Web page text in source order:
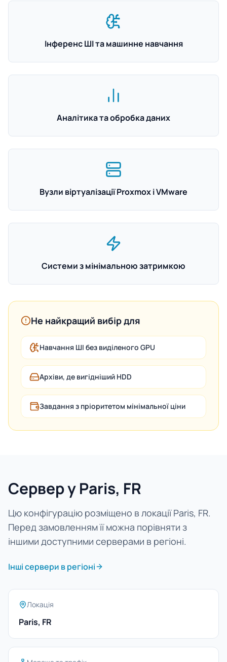
Інференс ШІ та машинне навчання
Аналітика та обробка даних
Вузли віртуалізації Proxmox і VMware
Системи з мінімальною затримкою
Не найкращий вибір для
Навчання ШІ без виділеного GPU
Архіви, де вигідніший HDD
Завдання з пріоритетом мінімальної ціни
Сервер у Paris, FR
Цю конфігурацію розміщено в локації Paris, FR.
Перед замовленням її можна порівняти з
іншими доступними серверами в регіоні.
Інші сервери в регіоні
Локація
Paris, FR